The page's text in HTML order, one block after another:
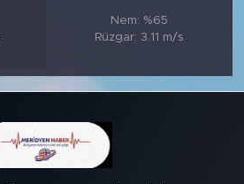
Nem: %65
Rüzgar: 3.11 m/s